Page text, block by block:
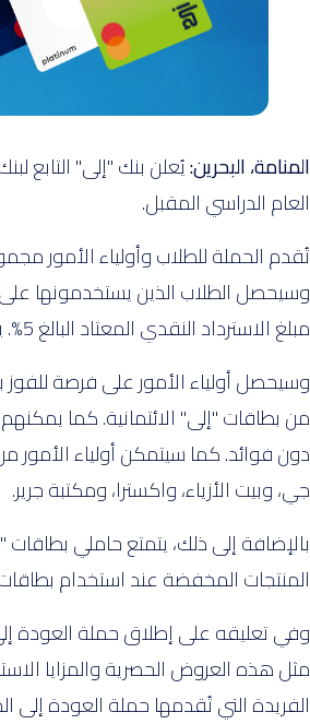
المنامة، البحرين:
العام الدراسي المقبل.
مبلغ الاسترداد النقدي المعتاد البالغ 5%. يسري العرض في 12 مقصفًا للمدارس بالتعاون مع المخبز الشرقي.
دون فوائد. كما سيتمكن أولياء الأمور
جي، وبيت الأزياء، واكسترا، ومكتبة جرير.
المنتجات المخفضة عند استخدام
وفي تعليقه على إطلاق حملة العودة
مثل هذه العروض الحصرية والمزايا
الفريدة التي تُقدمها حملة العودة إلى